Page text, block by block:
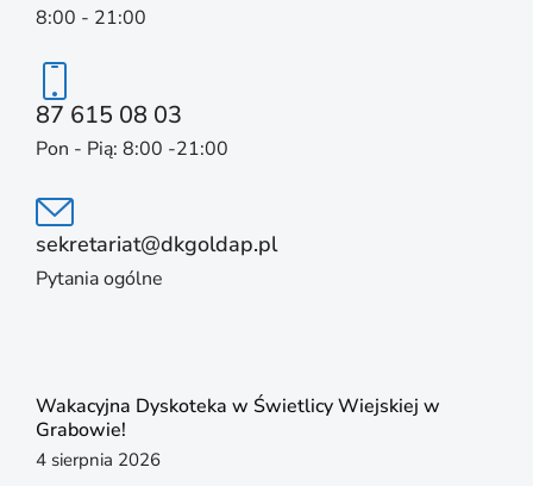
8:00 - 21:00
87 615 08 03
Pon - Pią: 8:00 -21:00
sekretariat@dkgoldap.pl
Pytania ogólne
Wakacyjna Dyskoteka w Świetlicy Wiejskiej w
Grabowie!
4 sierpnia 2026